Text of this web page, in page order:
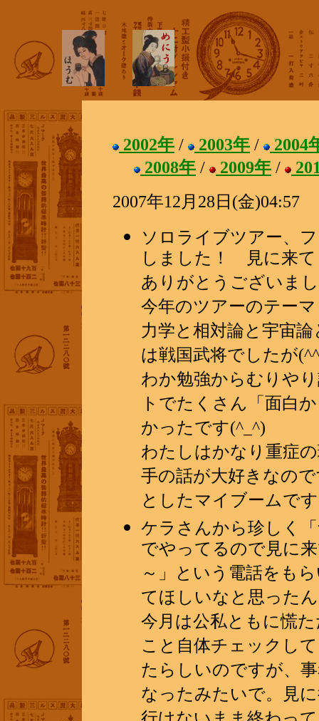
2002年 / 2003年 /
2004
2008年 / 2009年 /
2007年12月28日(金)04:57
ソロライブツアー、
しました！ 見に来
ありがとうございま
今年のツアーのテー
力学と相対論と宇宙
は戦国武将でしたが
わか勉強からむりや
トでたくさん「面白
かったです(^_^)
わたしはかなり重症
手の話が大好きなの
としたマイブームで
ケラさんから珍しく
でやってるので見に
～」という電話をも
てほしいなと思った
今月は公私ともに慌
こと自体チェックし
たらしいのですが、
なったみたいで。見